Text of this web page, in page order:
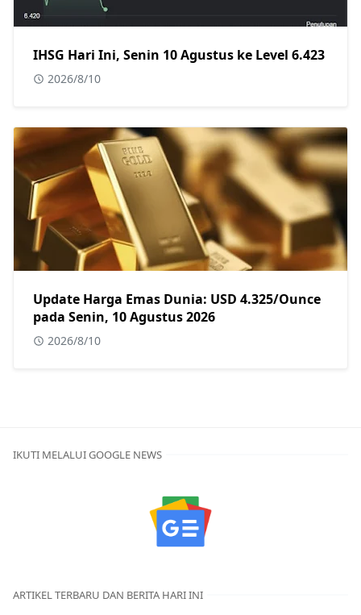
IHSG Hari Ini, Senin 10 Agustus ke Level 6.423
2026/8/10
Update Harga Emas Dunia: USD 4.325/Ounce
pada Senin, 10 Agustus 2026
2026/8/10
IKUTI MELALUI GOOGLE NEWS
ARTIKEL TERBARU DAN BERITA HARI INI